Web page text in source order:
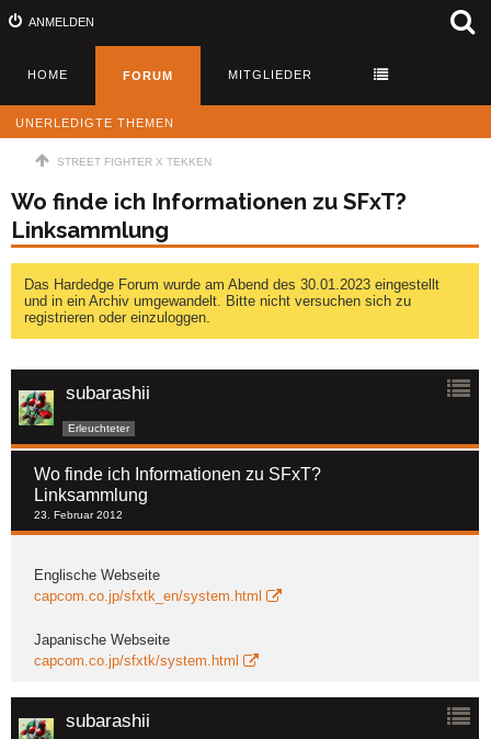
ANMELDEN
HOME FORUM MITGLIEDER
UNERLEDIGTE THEMEN
STREET FIGHTER X TEKKEN
Wo finde ich Informationen zu SFxT?
Linksammlung
Das Hardedge Forum wurde am Abend des 30.01.2023 eingestellt
und in ein Archiv umgewandelt. Bitte nicht versuchen sich zu
registrieren oder einzuloggen.
subarashii
Erleuchteter
Wo finde ich Informationen zu SFxT?
Linksammlung
23. Februar 2012
Englische Webseite
capcom.co.jp/sfxtk_en/system.html
Japanische Webseite
capcom.co.jp/sfxtk/system.html
subarashii